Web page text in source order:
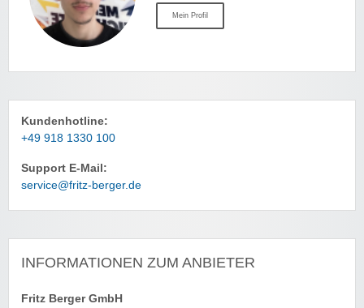
Mein Profil
Kundenhotline:
+49 918 1330 100
Support E-Mail:
service@fritz-berger.de
INFORMATIONEN ZUM ANBIETER
Fritz Berger GmbH